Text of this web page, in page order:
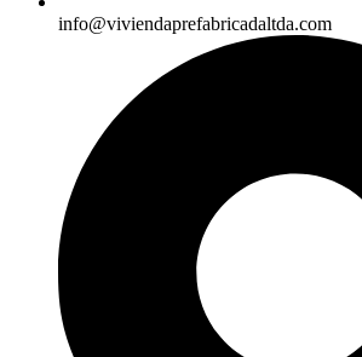
info@viviendaprefabricadaltda.com